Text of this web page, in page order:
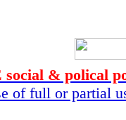
& polical
of full or partial